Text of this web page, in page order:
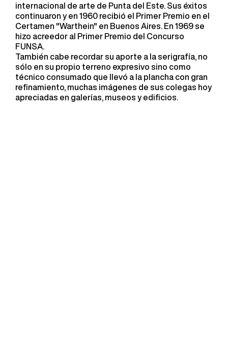
internacional de arte de Punta del Este. Sus éxitos
continuaron y en 1960 recibió el Primer Premio en el
Certamen "Warthein" en Buenos Aires. En 1969 se
hizo acreedor al Primer Premio del Concurso
FUNSA.
También cabe recordar su aporte a la serigrafía, no
sólo en su propio terreno expresivo sino como
técnico consumado que llevó a la plancha con gran
refinamiento, muchas imágenes de sus colegas hoy
apreciadas en galerías, museos y edificios.